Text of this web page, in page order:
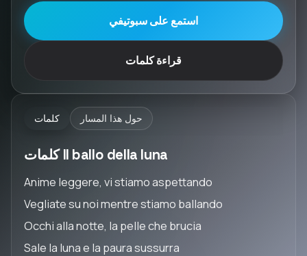
استمع على سبوتيفي
قراءة كلمات
كلمات حول هذا المسار
كلمات Il ballo della luna
Anime leggere, vi stiamo aspettando
Vegliate su noi mentre stiamo ballando
Occhi alla notte, la pelle che brucia
Sale la luna e la paura sussurra